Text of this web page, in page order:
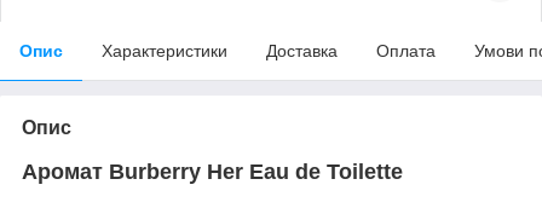
Опис Характеристики Доставка Оплата Умови
Опис
Аромат Burberry Her Eau de Toilette